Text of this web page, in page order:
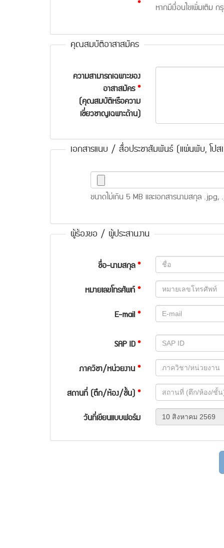
*
หากมีเงื่อนไขเพิ่มเติม
คุณสมบัติอาสาสมัคร
ความสามารถเฉพาะของ
อาสาสมัคร*
(คุณสมบัติหรือความ
เชี่ยวชาญเฉพาะด้าน)
เอกสารแนบ / สื่อประชาสัมพันธ์ (แผ่นพับ, โป
ขนาดไม่เกิน 5 MB และเอกสารนามสกุล
ผู้ร้องขอ / ผู้ประสานงาน
ชื่อ-นามสกุล*
หมายเลขโทรศัพท์*
E-mail*
SAP ID*
ภาควิชา/หน่วยงาน*
สถานที่ (ตึก/ห้อง/ชั้น)*
วันที่เขียนแบบฟอร์ม